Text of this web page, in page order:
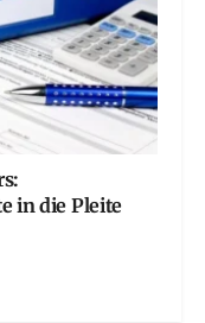
in die Pleite